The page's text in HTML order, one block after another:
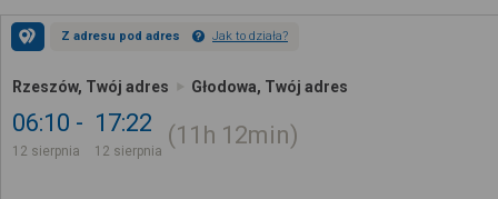
Z adresu pod adres Jak to działa?
Rzeszów, Twój adres Głodowa, Twój adres
06:10
12 sierpnia
17:22
12 sierpnia
11h 12min